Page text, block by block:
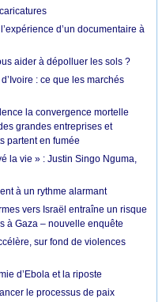
d’un documentaire à
aider à dépolluer les sols ?
: ce que les marchés
la convergence mortelle
grandes entreprises et
partent en fumée
la vie » : Justin Singo Nguma,
à un rythme alarmant
vers Israël entraîne un risque
à Gaza – nouvelle enquête
sur fond de violences
d’Ebola et la riposte
le processus de paix